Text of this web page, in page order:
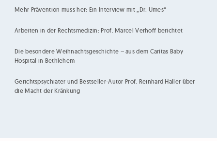
ö
l
Mehr Prävention muss her: Ein Interview mit „Dr. Umes“
Arbeiten in der Rechtsmedizin: Prof. Marcel Verhoff berichtet
Die besondere Weihnachtsgeschichte – aus dem Caritas Baby
Hospital in Bethlehem
Gerichtspsychiater und Bestseller-Autor Prof. Reinhard Haller über
die Macht der Kränkung